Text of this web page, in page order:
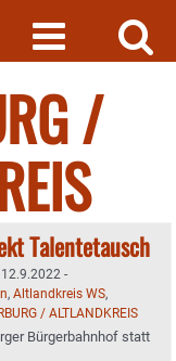
/
Talentetausch
-
, Altlandkreis WS,
/ ALTLANDKREIS
Bürgerbahnhof statt